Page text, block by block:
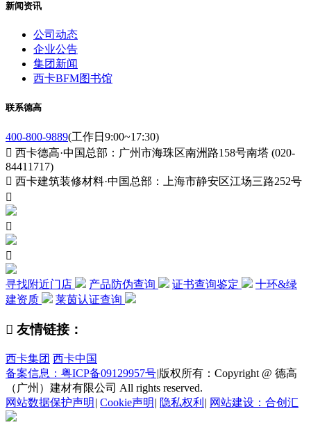
新闻资讯
公司动态
企业公告
集团新闻
西卡BFM图书馆
联系德高
400-800-9889(工作日9:00~17:30)
 西卡德高·中国总部：广州市海珠区南洲路158号南塔 (020-
84411717)
 西卡建筑装修材料·中国总部：上海市静安区江场三路252号



寻找附近门店 产品防伪查询 证书查询鉴定
十环&绿
建资质
莱茵认证查询
 友情链接：
西卡集团 西卡中国
备案信息：粤ICP备09129957号|版权所有：Copyright @ 德高
（广州）建材有限公司 All rights reserved.
网站数据保护声明 | Cookie声明 | 隐私权利 | 网站建设：合创汇